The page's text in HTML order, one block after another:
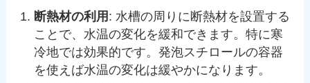
断熱材の利用 : 水槽の周りに断熱材を設置する
ことで、水温の変化を緩和できます。特に寒
冷地では効果的です。発泡スチロールの容器
を使えば水温の変化は緩やかになります。